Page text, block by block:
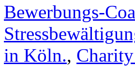
Bewerbungs-
in Köln.,